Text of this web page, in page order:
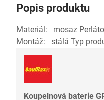
Popis produktu
Materiál: mosaz
Montáž: stálá Typ
Koupelnová baterie